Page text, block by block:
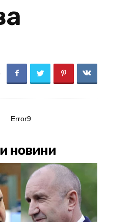
Error9
новини